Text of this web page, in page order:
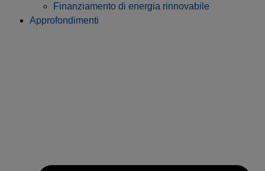
Finanziamento di energia rinnovabile
Approfondimenti